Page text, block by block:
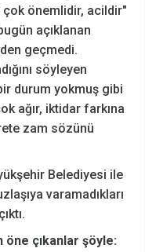
önemlidir, acildir"
açıklanan
geçmedi.
söyleyen
durum yokmuş gibi
ağır, iktidar farkına
zam sözünü
Belediyesi ile
varamadıkları
öne çıkanlar şöyle: